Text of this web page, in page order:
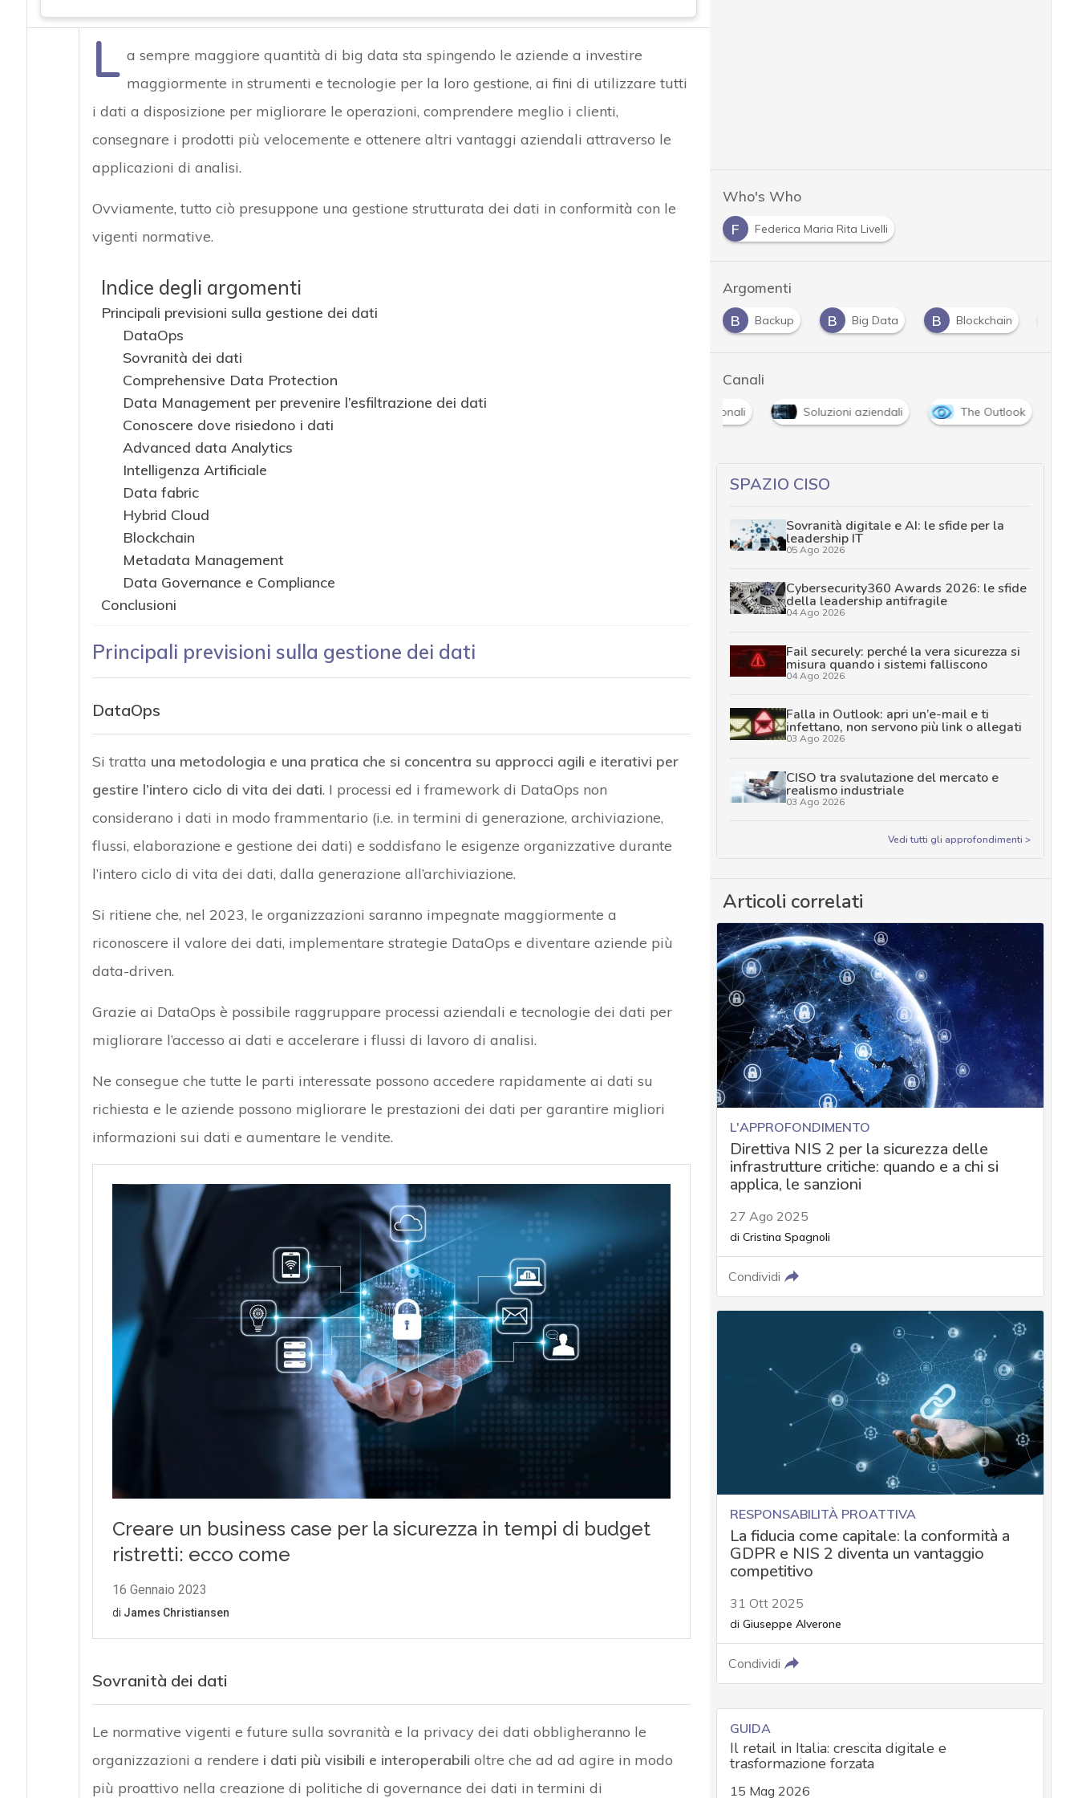
L a sempre maggiore quantità di big data sta spingendo le aziende a investire
maggiormente in strumenti e tecnologie per la loro gestione, ai fini di utilizzare tutti
i dati a disposizione per migliorare le operazioni, comprendere meglio i clienti,
consegnare i prodotti più velocemente e ottenere altri vantaggi aziendali attraverso le
applicazioni di analisi.
Ovviamente, tutto ciò presuppone una gestione strutturata dei dati in conformità con le
vigenti normative.
Indice degli argomenti
Principali previsioni sulla gestione dei dati
DataOps
Sovranità dei dati
Comprehensive Data Protection
Data Management per prevenire l’esfiltrazione dei dati
Conoscere dove risiedono i dati
Advanced data Analytics
Intelligenza Artificiale
Data fabric
Hybrid Cloud
Blockchain
Metadata Management
Data Governance e Compliance
Conclusioni
Principali previsioni sulla gestione dei dati
DataOps
Si tratta una metodologia e una pratica che si concentra su approcci agili e iterativi per
gestire l’intero ciclo di vita dei dati. I processi ed i framework di DataOps non
considerano i dati in modo frammentario (i.e. in termini di generazione, archiviazione,
flussi, elaborazione e gestione dei dati) e soddisfano le esigenze organizzative durante
l’intero ciclo di vita dei dati, dalla generazione all’archiviazione.
Si ritiene che, nel 2023, le organizzazioni saranno impegnate maggiormente a
riconoscere il valore dei dati, implementare strategie DataOps e diventare aziende più
data-driven.
Grazie ai DataOps è possibile raggruppare processi aziendali e tecnologie dei dati per
migliorare l’accesso ai dati e accelerare i flussi di lavoro di analisi.
Ne consegue che tutte le parti interessate possono accedere rapidamente ai dati su
richiesta e le aziende possono migliorare le prestazioni dei dati per garantire migliori
informazioni sui dati e aumentare le vendite.
Sovranità dei dati
Le normative vigenti e future sulla sovranità e la privacy dei dati obbligheranno le
organizzazioni a rendere i dati più visibili e interoperabili oltre che ad ad agire in modo
più proattivo nella creazione di politiche di governance dei dati in termini di
Who's Who
F
Federica Maria Rita Livelli
Argomenti
B Backup B Big Data B Blockchain
Canali
Privacy e Dati personali Soluzioni aziendali The Outlook
SPAZIO CISO
Sovranità digitale e AI: le sfide per la
leadership IT
05 Ago 2026
Cybersecurity360 Awards 2026: le sfide
della leadership antifragile
04 Ago 2026
Fail securely: perché la vera sicurezza si
misura quando i sistemi falliscono
04 Ago 2026
Falla in Outlook: apri un’e-mail e ti
infettano, non servono più link o allegati
03 Ago 2026
CISO tra svalutazione del mercato e
realismo industriale
03 Ago 2026
Vedi tutti gli approfondimenti >
Articoli correlati
L'APPROFONDIMENTO
Direttiva NIS 2 per la sicurezza delle
infrastrutture critiche: quando e a chi si
applica, le sanzioni
27 Ago 2025
di Cristina Spagnoli
Condividi
RESPONSABILITÀ PROATTIVA
La fiducia come capitale: la conformità a
GDPR e NIS 2 diventa un vantaggio
competitivo
31 Ott 2025
di Giuseppe Alverone
Condividi
GUIDA
Il retail in Italia: crescita digitale e
trasformazione forzata
15 Mag 2026